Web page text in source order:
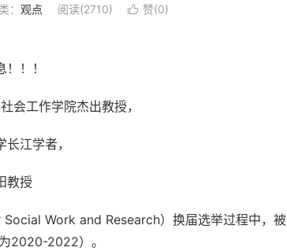
： 观点 阅读(2710)  赞(0)
！！
会工作学院杰出教授，
江学者，
教授
Work and Research）换届选举过程中，被
2020-2022）。